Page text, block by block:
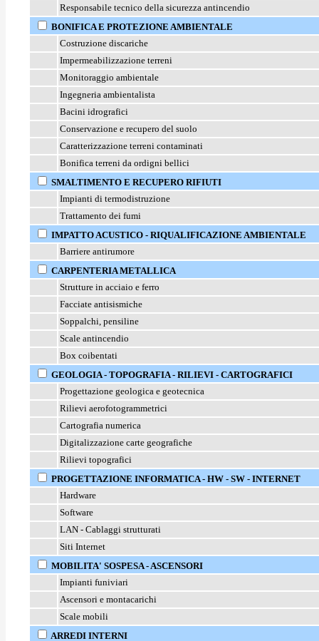
Responsabile tecnico della sicurezza antincendio
BONIFICA E PROTEZIONE AMBIENTALE
Costruzione discariche
Impermeabilizzazione terreni
Monitoraggio ambientale
Ingegneria ambientalista
Bacini idrografici
Conservazione e recupero del suolo
Caratterizzazione terreni contaminati
Bonifica terreni da ordigni bellici
SMALTIMENTO E RECUPERO RIFIUTI
Impianti di termodistruzione
Trattamento dei fumi
IMPATTO ACUSTICO - RIQUALIFICAZIONE AMBIENTALE
Barriere antirumore
CARPENTERIA METALLICA
Strutture in acciaio e ferro
Facciate antisismiche
Soppalchi, pensiline
Scale antincendio
Box coibentati
GEOLOGIA - TOPOGRAFIA - RILIEVI - CARTOGRAFICI
Progettazione geologica e geotecnica
Rilievi aerofotogrammetrici
Cartografia numerica
Digitalizzazione carte geografiche
Rilievi topografici
PROGETTAZIONE INFORMATICA - HW - SW - INTERNET
Hardware
Software
LAN - Cablaggi strutturati
Siti Internet
MOBILITA' SOSPESA - ASCENSORI
Impianti funiviari
Ascensori e montacarichi
Scale mobili
ARREDI INTERNI